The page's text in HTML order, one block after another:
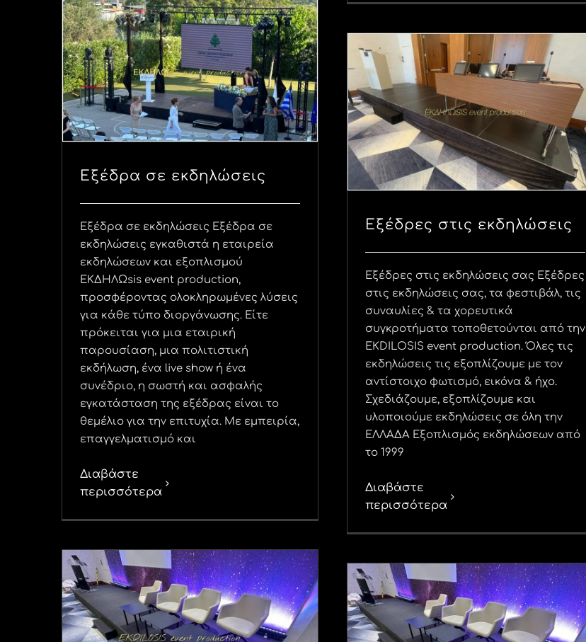
Εξέδρα σε εκδηλώσεις
Εξέδρα σε εκδηλώσεις Εξέδρα σε
εκδηλώσεις εγκαθιστά η εταιρεία
εκδηλώσεων και εξοπλισμού
ΕΚΔΗΛΩsis event production,
προσφέροντας ολοκληρωμένες λύσεις
για κάθε τύπο διοργάνωσης. Είτε
πρόκειται για μια εταιρική
παρουσίαση, μια πολιτιστική
εκδήλωση, ένα live show ή ένα
συνέδριο, η σωστή και ασφαλής
εγκατάσταση της εξέδρας είναι το
θεμέλιο για την επιτυχία. Με εμπειρία,
επαγγελματισμό και
Διαβάστε
περισσότερα
Εξέδρες στις εκδηλώσεις
Εξέδρες στις εκδηλώσεις σας Εξέδρες
στις εκδηλώσεις σας, τα φεστιβάλ, τις
συναυλίες & τα χορευτικά
συγκροτήματα τοποθετούνται από την
EKDILOSIS event production. Όλες τις
εκδηλώσεις τις εξοπλίζουμε με τον
αντίστοιχο φωτισμό, εικόνα & ήχο.
Σχεδιάζουμε, εξοπλίζουμε και
υλοποιούμε εκδηλώσεις σε όλη την
ΕΛΛΑΔΑ Εξοπλισμός εκδηλώσεων από
το 1999
Διαβάστε
περισσότερα